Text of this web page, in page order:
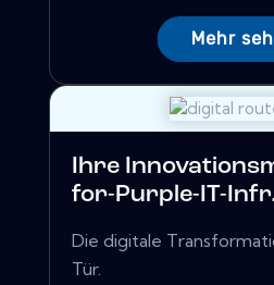
Mehr
Ihre
for-Purple-IT-
Die digitale
Tür.